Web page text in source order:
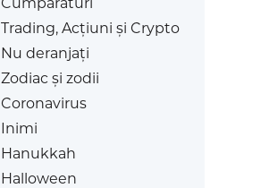
Trading, Acțiuni și Crypto
Nu deranjați
Zodiac și zodii
Coronavirus
Inimi
Hanukkah
Halloween